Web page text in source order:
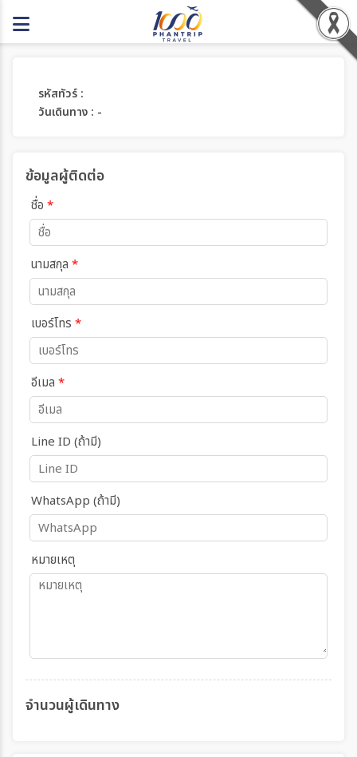
รหัสทัวร์ :
วันเดินทาง : -
ข้อมูลผู้ติดต่อ
ชื่อ *
นามสกุล *
เบอร์โทร *
อีเมล *
Line ID (ถ้ามี)
WhatsApp (ถ้ามี)
หมายเหตุ
จำนวนผู้เดินทาง